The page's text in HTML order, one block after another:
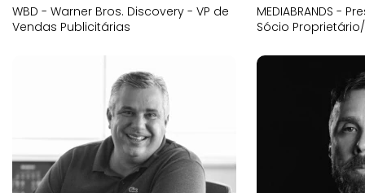
WBD - Warner Bros. Discovery - VP de
Vendas Publicitárias
MEDIABRANDS -
Sócio